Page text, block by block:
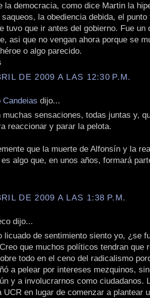
la democracia, como dice Martin la
la obediencia debida, el
tuvo que ir antes del gobierno. Fue un
asi que no vengan ahora porque se
o algo parecido.
DE 2009 A LAS 12:30 P.M.
Candeias dijo...
muchas sensaciones, todas juntas y,
reaccionar y parar la pelota.
que la muerte de Alfonsín y la
algo que, en unos años, formará
DE 2009 A LAS 1:38 P.M.
dijo...
licuado de sentimiento siento yo, ¿se
que muchos políticos tendran que
todo en el ceno del radicalismo
a pelear por intereses mezquinos,
y a involucrarnos como ciudadanos.
UCR en lugar de comenzar a plantear